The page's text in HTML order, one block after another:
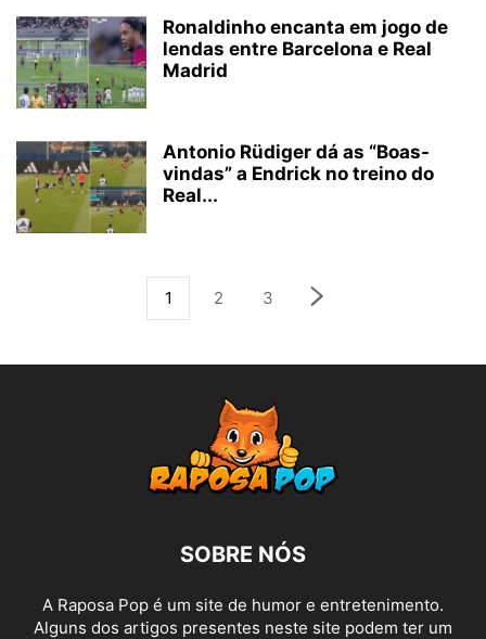
Ronaldinho encanta em jogo de
lendas entre Barcelona e Real
Madrid
Antonio Rüdiger dá as “Boas-
vindas” a Endrick no treino do
Real...
1 2 3
SOBRE NÓS
A Raposa Pop é um site de humor e entretenimento.
Alguns dos artigos presentes neste site podem ter um